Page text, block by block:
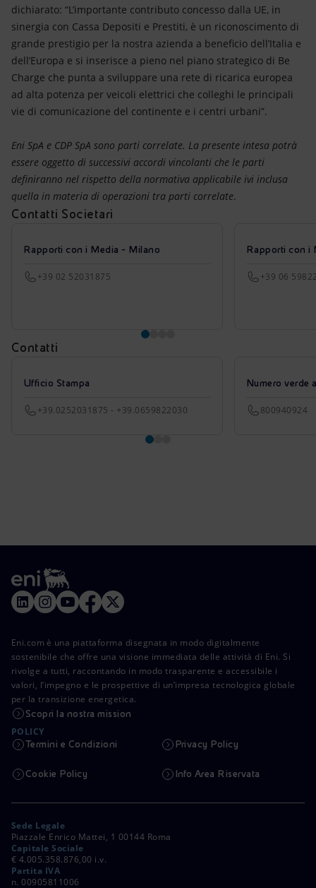
dichiarato: “L’importante contributo concesso dalla UE, in
sinergia con Cassa Depositi e Prestiti, è un riconoscimento di
grande prestigio per la nostra azienda a beneficio dell’Italia e
dell’Europa e si inserisce a pieno nel piano strategico di Be
Charge che punta a sviluppare una rete di ricarica europea
ad alta potenza per veicoli elettrici che colleghi le principali
vie di comunicazione del continente e i centri urbani”.
Eni SpA e CDP SpA sono parti correlate. La presente intesa potrà
essere oggetto di successivi accordi vincolanti che le parti
definiranno nel rispetto della normativa applicabile ivi inclusa
quella in materia di operazioni tra parti correlate.
Contatti Societari
Rapporti con i Media - Milano
+39 02 52031875
Rapporti con i
+39 06
Contatti
Ufficio Stampa
+39.0252031875 - +39.0659822030
Numero verde
800940924
Eni.com è una piattaforma disegnata in modo digitalmente
sostenibile che offre una visione immediata delle attività di Eni. Si
rivolge a tutti, raccontando in modo trasparente e accessibile i
valori, l’impegno e le prospettive di un’impresa tecnologica globale
per la transizione energetica.
Scopri la nostra mission
POLICY
Termini e Condizioni Privacy Policy
Cookie Policy Info Area Riservata
Sede Legale
Piazzale Enrico Mattei, 1 00144 Roma
Capitale Sociale
€ 4.005.358.876,00 i.v.
Partita IVA
n. 00905811006